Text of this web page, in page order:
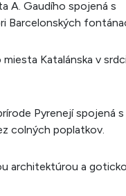
A. Gaudího spojená s
Barcelonských
Katalánska v srdci
Pyrenejí spojená s
colných poplatkov.
architektúrou a